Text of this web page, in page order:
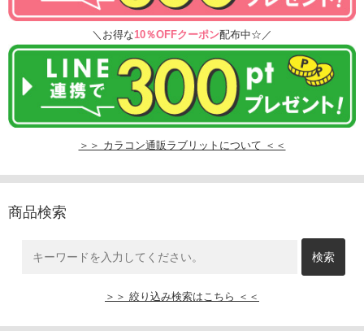
＼お得な10％OFFクーポン配布中☆／
＞＞ カラコン通販ラブリットについて ＜＜
商品検索
＞＞ 絞り込み検索はこちら ＜＜